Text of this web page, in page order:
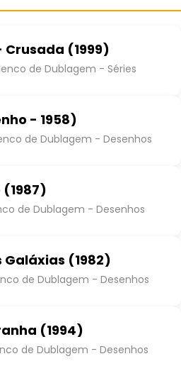
Crusada (1999)
de Dublagem - Séries
- 1958)
de Dublagem - Desenhos
(1987)
de Dublagem - Desenhos
Galáxias (1982)
de Dublagem - Desenhos
(1994)
de Dublagem - Desenhos